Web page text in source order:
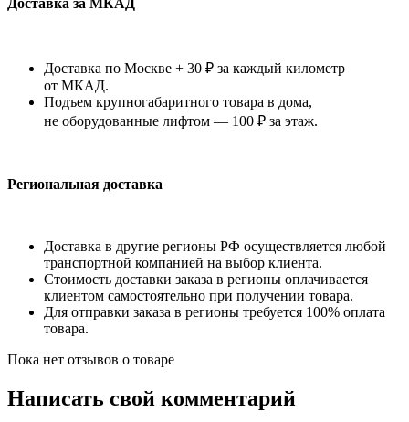
Доставка за МКАД
Доставка по Москве + 30 ₽ за каждый километр
от МКАД.
Подъем крупногабаритного товара в дома,
не оборудованные лифтом — 100 ₽ за этаж.
Региональная доставка
Доставка в другие регионы РФ осуществляется любой
транспортной компанией на выбор клиента.
Стоимость доставки заказа в регионы оплачивается
клиентом самостоятельно при получении товара.
Для отправки заказа в регионы требуется 100% оплата
товара.
Пока нет отзывов о товаре
Написать свой комментарий